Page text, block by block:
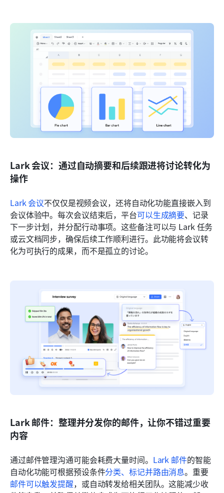
Lark 会议：通过自动摘要和后续跟进将讨论转化为
操作
Lark 会议不仅仅是视频会议，还将自动化功能直接嵌入到
会议体验中。每次会议结束后，平台可以生成摘要、记录
下一步计划，并分配行动事项。这些备注可以与 Lark 任务
或云文档同步，确保后续工作顺利进行。此功能将会议转
化为可执行的成果，而不是孤立的讨论。
Lark 邮件：整理并分发你的邮件，让你不错过重要
内容
通过邮件管理沟通可能会耗费大量时间。 Lark 邮件的智能
自动化功能可根据预设条件分类、标记并路由消息。重要
邮件可以触发提醒，或自动转发给相关团队。这能减少收